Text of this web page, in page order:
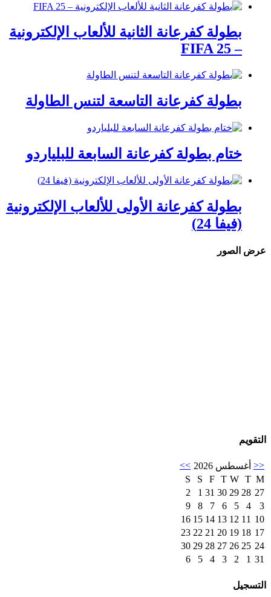
بطولة كفرعانة الثانية للألعاب الإلكترونية
– FIFA 25
بطولة كفرعانة التاسعة لتنس الطاولة
ختام بطولة كفرعانة السابعة للبلياردو
بطولة كفرعانة الأولى للألعاب الإلكترونية
(فيفا 24)
عرض الصور
التقويم
<< أغسطس 2026
>>
M
T
W
T
F
S
S
27
28
29
30
31
1
2
3
4
5
6
7
8
9
10
11
12
13
14
15
16
17
18
19
20
21
22
23
24
25
26
27
28
29
30
31
1
2
3
4
5
6
التسجيل